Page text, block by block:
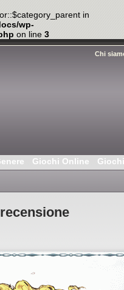
in
wp-
on line 3
Chi
Giochi Online